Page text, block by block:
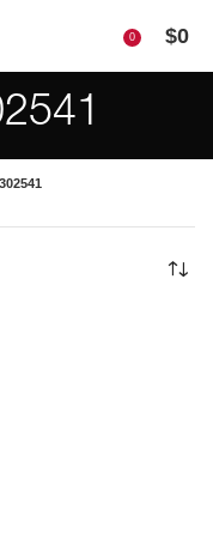
0 $0